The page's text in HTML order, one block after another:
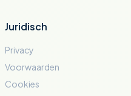
Juridisch
Privacy
Voorwaarden
Cookies